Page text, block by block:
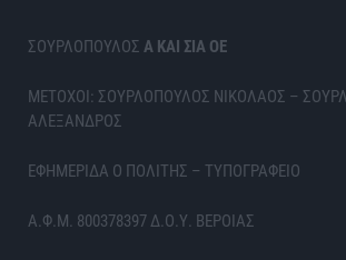
ΣΟΥΡΛΟΠΟΥΛΟΣ Α ΚΑΙ ΣΙΑ ΟΕ
ΜΕΤΟΧΟΙ: ΣΟΥΡΛΟΠΟΥΛΟΣ ΝΙΚΟΛΑΟΣ –
ΑΛΕΞΑΝΔΡΟΣ
ΕΦΗΜΕΡΙΔΑ Ο ΠΟΛΙΤΗΣ – ΤΥΠΟΓΡΑΦΕΙΟ
Α.Φ.Μ. 800378397 Δ.Ο.Υ. ΒΕΡΟΙΑΣ